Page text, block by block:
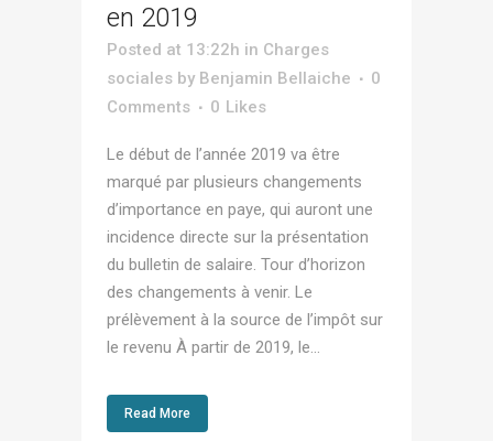
en 2019
Posted at 13:22h in Charges
sociales by Benjamin Bellaiche
0
Comments
0 Likes
Le début de l’année 2019 va être
marqué par plusieurs changements
d’importance en paye, qui auront une
incidence directe sur la présentation
du bulletin de salaire. Tour d’horizon
des changements à venir. Le
prélèvement à la source de l’impôt sur
le revenu À partir de 2019, le...
Read More